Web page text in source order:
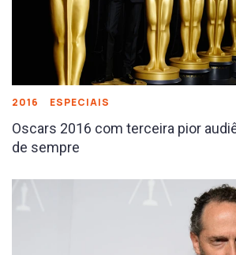
2016 ESPECIAIS
Oscars 2016 com terceira pior
de sempre